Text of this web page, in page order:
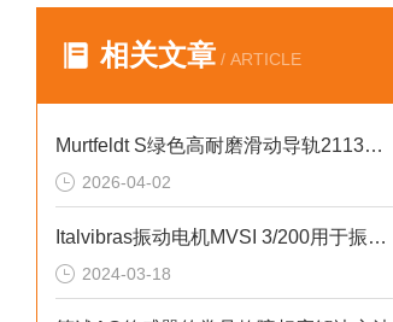
相关文章 / ARTICLE
Murtfeldt S绿色高耐磨滑动导轨211310022高耐磨性特点
2026-04-02
Italvibras振动电机MVSI 3/200用于振动成型
2024-03-18